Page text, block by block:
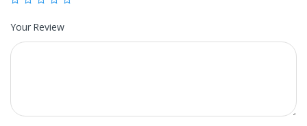
Your Review